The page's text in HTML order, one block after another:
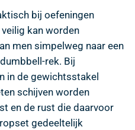
bij oefeningen
kan worden
men simpelweg naar een
rek. Bij
in de gewichtsstakel
schijven worden
en de rust die daarvoor
gedeeltelijk